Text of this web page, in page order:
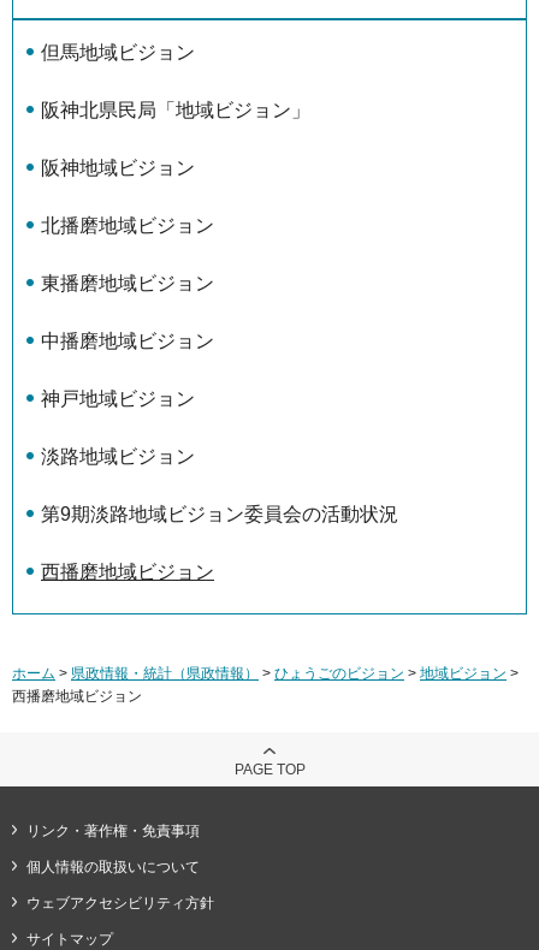
但馬地域ビジョン
阪神北県民局「地域ビジョン」
阪神地域ビジョン
北播磨地域ビジョン
東播磨地域ビジョン
中播磨地域ビジョン
神戸地域ビジョン
淡路地域ビジョン
第9期淡路地域ビジョン委員会の活動状況
西播磨地域ビジョン
ホーム > 県政情報・統計（県政情報） > ひょうごのビジョン > 地域ビジョン >
西播磨地域ビジョン
PAGE TOP
リンク・著作権・免責事項
個人情報の取扱いについて
ウェブアクセシビリティ方針
サイトマップ